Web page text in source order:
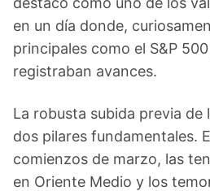
en un día donde,
principales como el S&P
registraban avances.
La robusta subida previa
dos pilares fundamentales.
comienzos de marzo, las
en Oriente Medio y los